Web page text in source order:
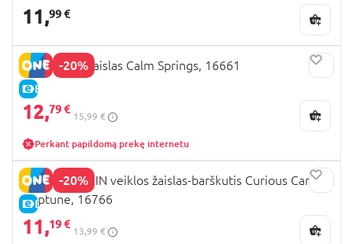
11,99 €
-20%
E-KAINA
INGENUITY žaislas Calm Springs, 16661
12,79 €
15,99 €
Perkant papildomą prekę internetu
-20%
E-KAINA
BABY EINSTEIN veiklos žaislas-barškutis Curious Car
Neptune, 16766
11,19 €
13,99 €